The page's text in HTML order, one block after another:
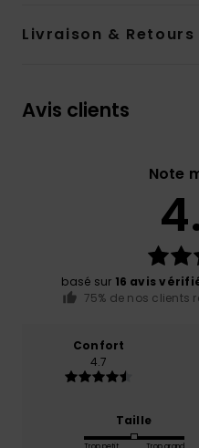
Livraison & Retours
Avis clients
Note
basé sur 16 avis
75% de nos
Confort
4.7
Taille